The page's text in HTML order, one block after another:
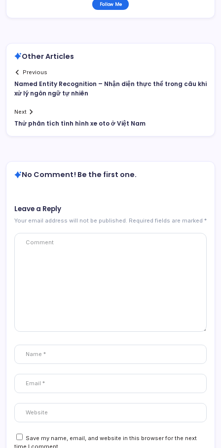
Follow Me
Other Articles
Previous
Named Entity Recognition – Nhận diện thực thể trong câu khi
xử lý ngôn ngữ tự nhiên
Next
Thử phân tích tình hình xe oto ở Việt Nam
No Comment! Be the first one.
Leave a Reply
Your email address will not be published. Required fields are marked *
Save my name, email, and website in this browser for the next